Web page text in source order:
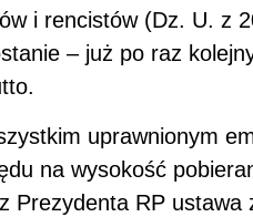
i rencistów (Dz. U. z
– już po raz
uprawnionym
na wysokość
Prezydenta RP